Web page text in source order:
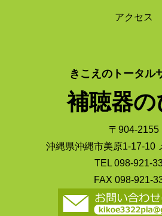
アクセス
きこえのトータル
補聴器の
〒904-2155
沖縄県沖縄市美原1-17-10
TEL 098-921-
FAX 098-921-